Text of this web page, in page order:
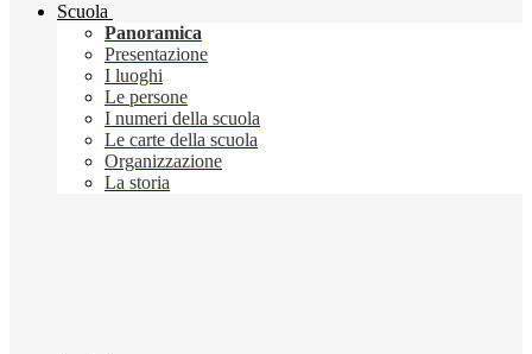
Scuola
Panoramica
Presentazione
I luoghi
Le persone
I numeri della scuola
Le carte della scuola
Organizzazione
La storia